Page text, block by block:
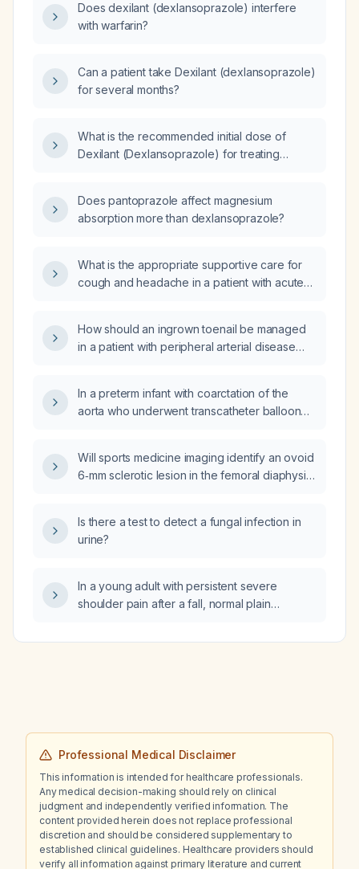
Does dexilant (dexlansoprazole) interfere
with warfarin?
Can a patient take Dexilant (dexlansoprazole)
for several months?
What is the recommended initial dose of
Dexilant (Dexlansoprazole) for treating
Does pantoprazole affect magnesium
absorption more than dexlansoprazole?
What is the appropriate supportive care for
cough and headache in a patient with acute
potassium‑containing intravenous fluids?
How should an ingrown toenail be managed
in a patient with peripheral arterial disease
pulses?
In a preterm infant with coarctation of the
aorta who underwent transcatheter balloon
Will sports medicine imaging identify an ovoid
6‑mm sclerotic lesion in the femoral diaphysis
Is there a test to detect a fungal infection in
urine?
In a young adult with persistent severe
shoulder pain after a fall, normal plain
empty‑can test, and normal range of motion,
Professional Medical Disclaimer
This information is intended for healthcare professionals.
Any medical decision-making should rely on clinical
judgment and independently verified information. The
content provided herein does not replace professional
discretion and should be considered supplementary to
established clinical guidelines. Healthcare providers should
verify all information against primary literature and current